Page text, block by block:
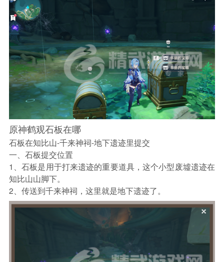
原神鹤观石板在哪
石板在知比山-千来神祠-地下遗迹里提交
一、石板提交位置
1、石板是用于打来遗迹的重要道具，这个小型废墟遗迹在
知比山山脚下。
2、传送到千来神祠，这里就是地下遗迹了。